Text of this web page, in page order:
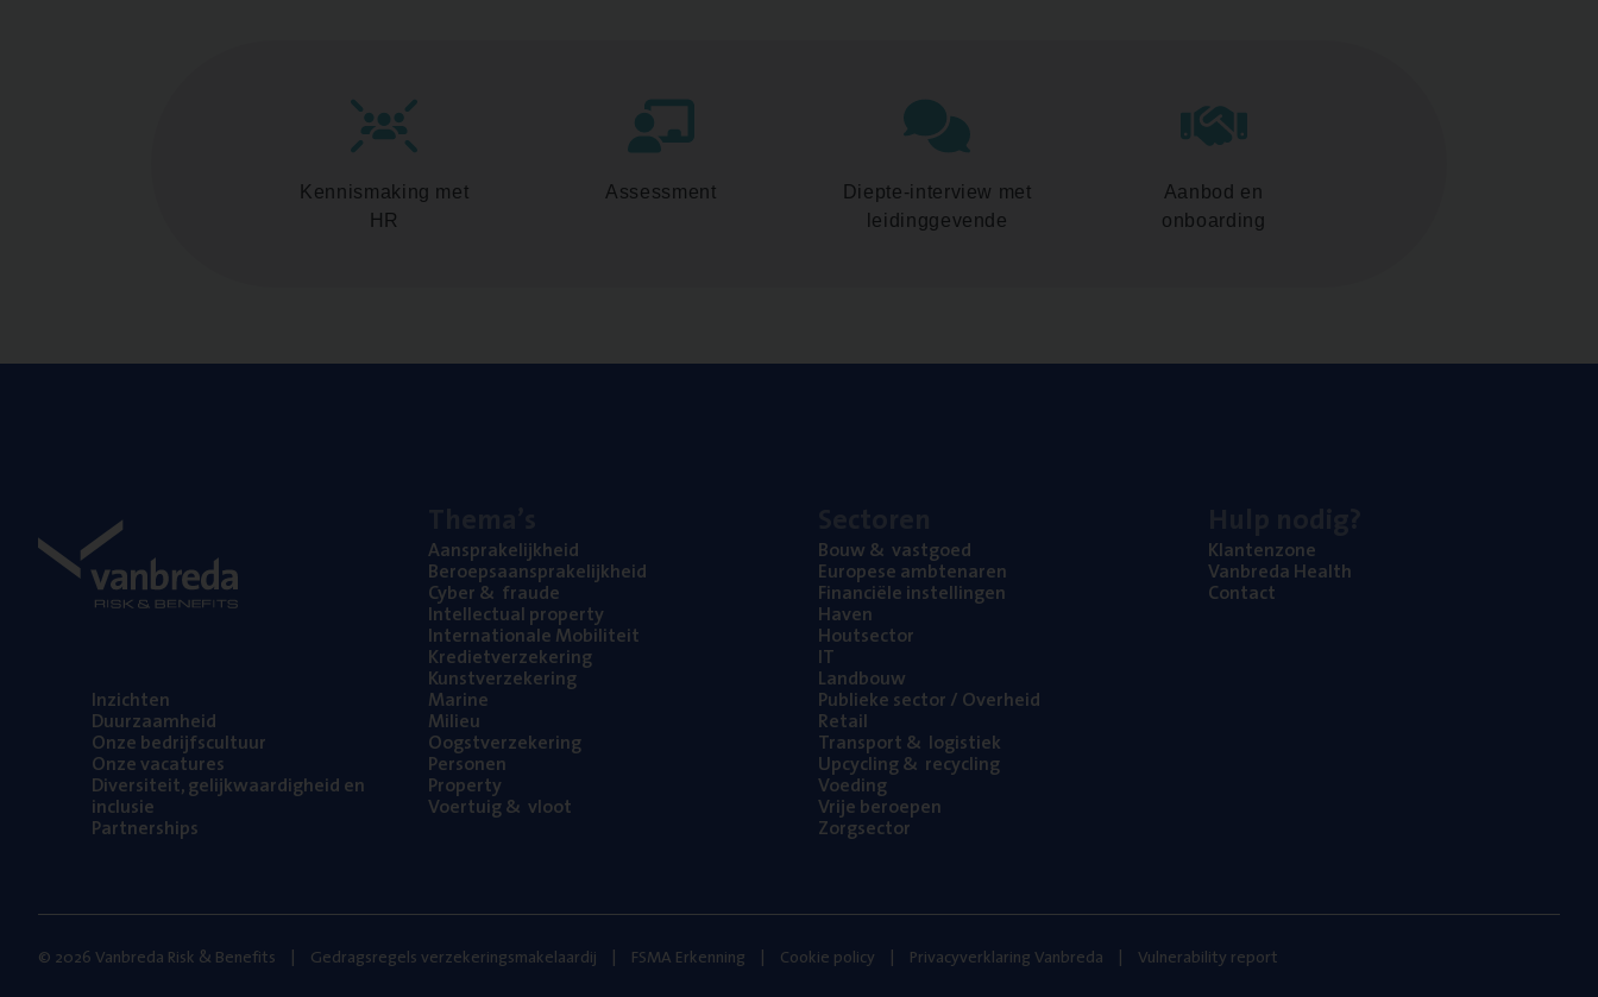
Kennismaking met
HR
Assessment
Diepte-interview met
leidinggevende
Aanbod en
onboarding
Inzich­ten
Duur­zaam­heid
Onze bedrijfs­cul­tuur
Onze vaca­tu­res
Diver­si­teit, gelijk­waar­dig­heid en
inclusie
Part­ner­ships
Aan­spra­ke­lijk­heid
Beroeps­aan­spra­ke­lijk­heid
Cyber& fraude
Intel­lec­tu­al property
Inter­na­ti­o­na­le Mobiliteit
Kre­diet­ver­ze­ke­ring
Kunst­ver­ze­ke­ring
Mari­ne
Mili­eu
Oogst­ver­ze­ke­ring
Per­so­nen
Pro­per­ty
Voer­tuig& vloot
Bouw& vastgoed
Euro­pe­se ambtenaren
Finan­ci­ë­le instellingen
Haven
Hout­sec­tor
IT
Land­bouw
Publie­ke sec­tor / Overheid
Retail
Trans­port& logistiek
Upcy­cling& recycling
Voe­ding
Vrije beroe­pen
Zorg­sec­tor
Klan­ten­zo­ne
Van­b­re­da Health
Con­tact
© 2026 Vanbreda Risk & Benefits Gedragsregels verzekeringsmakelaardij FSMA Erkenning Cookie policy Privacyverklaring Vanbreda Vulnerability report